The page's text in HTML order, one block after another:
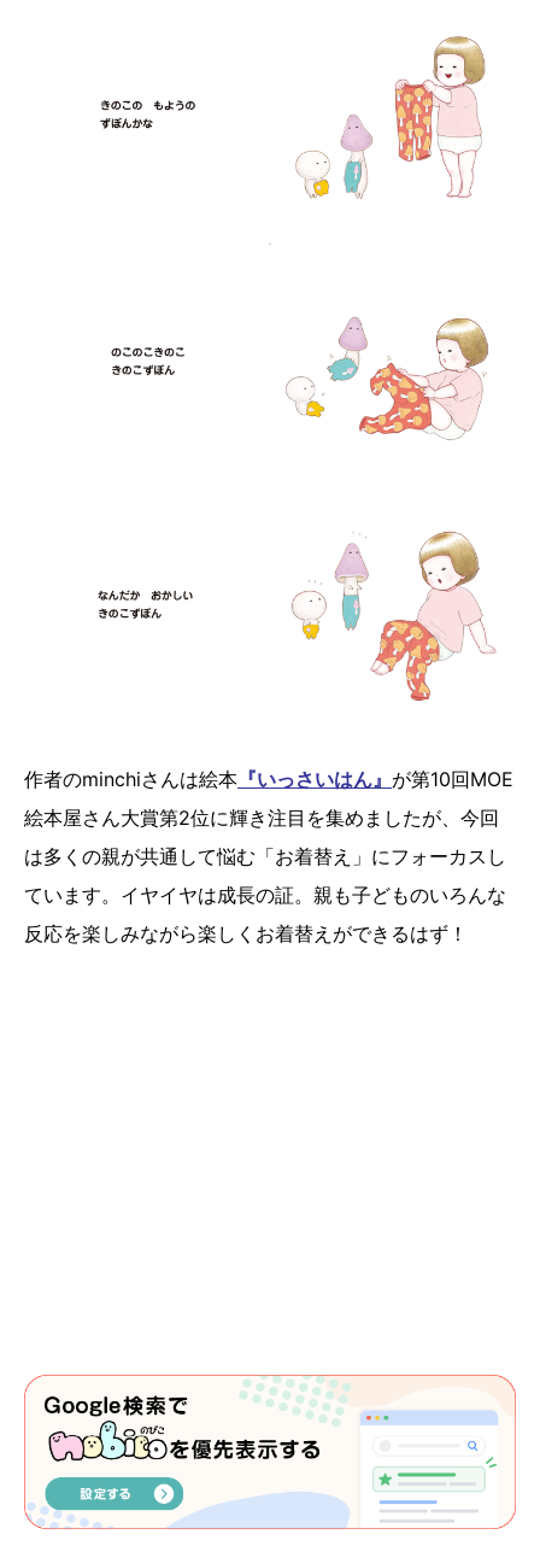
作者のminchiさんは絵本 『いっさいはん』 が第10回MOE
絵本屋さん大賞第2位に輝き注目を集めましたが、今回
は多くの親が共通して悩む「お着替え」にフォーカスし
ています。イヤイヤは成長の証。親も子どものいろんな
反応を楽しみながら楽しくお着替えができるはず！